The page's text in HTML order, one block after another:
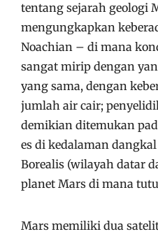
tentang sejarah geologi
mengungkapkan
Noachian – di mana
sangat mirip dengan
yang sama, dengan
jumlah air cair;
demikian ditemukan
es di kedalaman
Borealis (wilayah datar
planet Mars di mana
Mars memiliki dua